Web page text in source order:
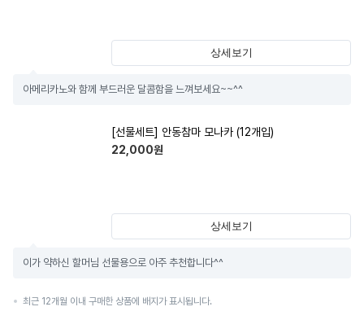
상세보기
아메리카노와 함께 부드러운 달콤함을 느껴보세요~~^^
[선물세트] 안동참마 모나카 (12개입)
22,000원
상세보기
이가 약하신 할머님 선물용으로 아주 추천합니다^^
최근 12개월 이내 구매한 상품에 배지가 표시됩니다.